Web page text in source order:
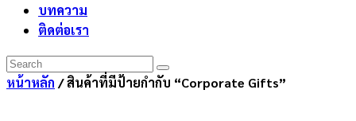
บทความ
ติดต่อเรา
หน้าหลัก / สินค้าที่มีป้ายกำกับ “Corporate Gifts”